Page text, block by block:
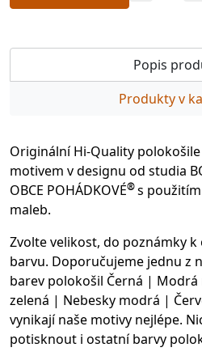
Popis
Produkty v
Originální Hi-Quality
motivem v designu od studia
OBCE POHÁDKOVÉ®s
maleb.
Zvolte velikost, do poznámky
barvu. Doporučujeme jednu z
barev polokošil Černá |
zelená | Nebesky modrá |
vynikají naše motivy nejlépe.
potisknout i ostatní barvy